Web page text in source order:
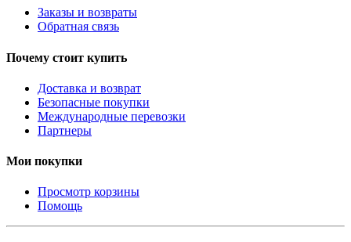
Заказы и возвраты
Обратная связь
Почему стоит купить
Доставка и возврат
Безопасные покупки
Международные перевозки
Партнеры
Мои покупки
Просмотр корзины
Помощь